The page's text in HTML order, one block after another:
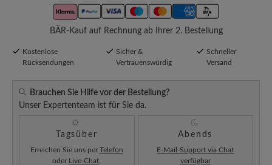
BÄR-Kauf auf Rechnung ab Ihrer 2. Bestellung
Kostenlose
Rücksendungen
Sicher &
Vertrauenswürdig
Schneller
Versand
Brauchen Sie Hilfe vor der Bestellung?
Unser Expertenteam ist für Sie da.
Tagsüber
Erreichen Sie uns per Telefon
oder Live-Chat
Abends
E-Mail-Support via Chat
verfügbar